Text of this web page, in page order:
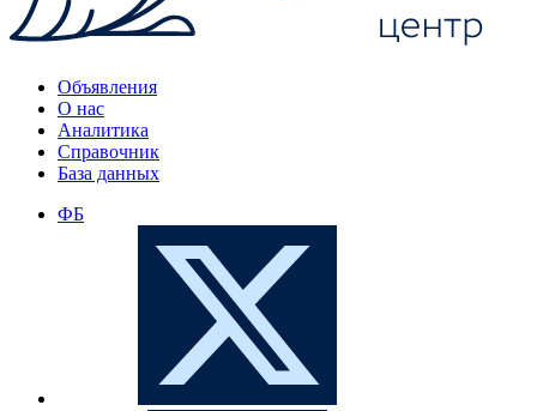
Объявления
О нас
Аналитика
Справочник
База данных
ФБ